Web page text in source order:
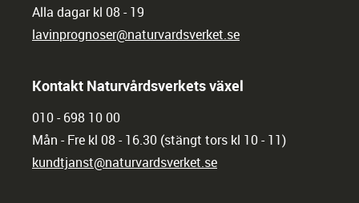
Alla dagar kl 08 - 19
lavinprognoser@naturvardsverket.se
Kontakt Naturvårdsverkets växel
010 - 698 10 00
Mån - Fre kl 08 - 16.30 (stängt tors kl 10 - 11)
kundtjanst@naturvardsverket.se